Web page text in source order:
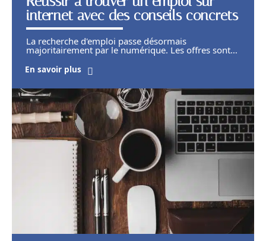
internet avec des conseils concrets
La recherche d'emploi passe désormais
majoritairement par le numérique. Les offres sont…
En savoir plus